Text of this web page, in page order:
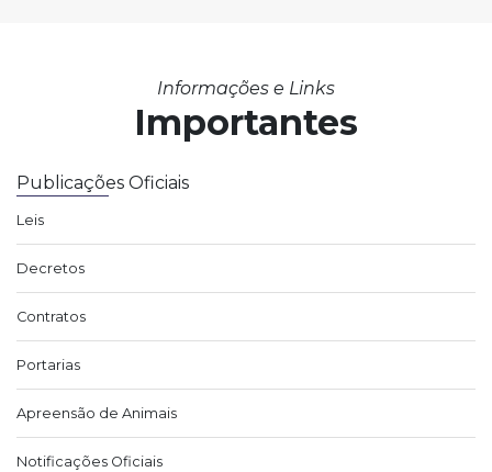
Informações e Links
Importantes
Publicações Oficiais
Leis
Decretos
Contratos
Portarias
Apreensão de Animais
Notificações Oficiais